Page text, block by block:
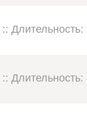
::
::